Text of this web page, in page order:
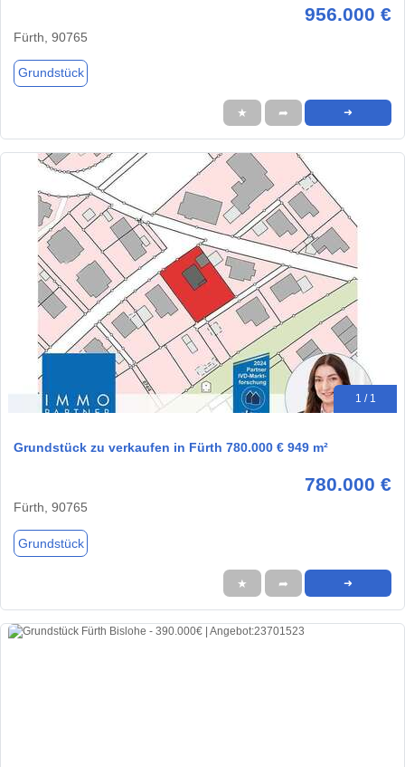
956.000 €
Fürth, 90765
Grundstück
★ ➦ ➜
1 / 1
Grundstück zu verkaufen in Fürth 780.000 € 949 m²
780.000 €
Fürth, 90765
Grundstück
★ ➦ ➜